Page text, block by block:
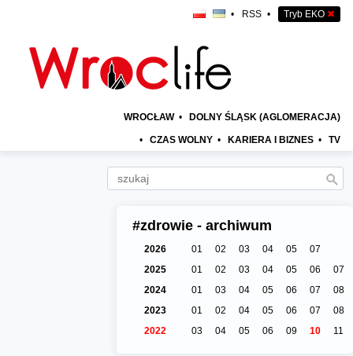
• RSS • Tryb EKO ✖
WROCŁAW • DOLNY ŚLĄSK (AGLOMERACJA)
• CZAS WOLNY • KARIERA I BIZNES • TV
#zdrowie - archiwum
2026 01 02 03 04 05
07
2025
01 02 03 04 05 06
07
2024
01 03 04 05 06 07
08
2023
01 02 04 05 06 07
08
2022
03 04 05 06 09 10 11